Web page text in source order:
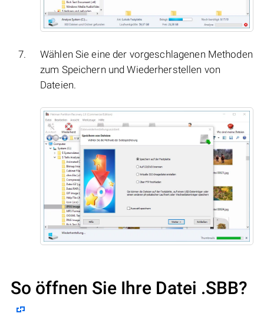
Wählen Sie eine der vorgeschlagenen Methoden
zum Speichern und Wiederherstellen von
Dateien.
So öffnen Sie Ihre Datei .SBB?